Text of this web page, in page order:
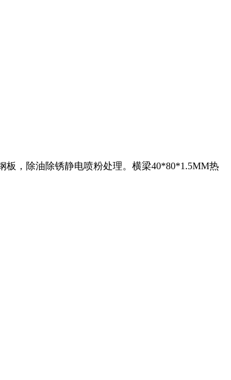
，除油除锈静电喷粉处理。横梁40*80*1.5MM热